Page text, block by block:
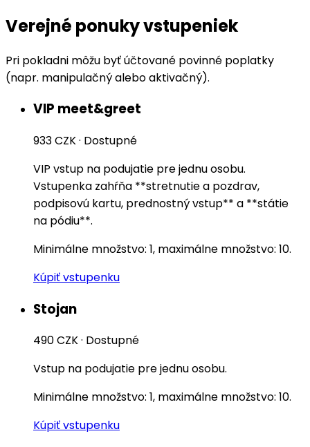
Verejné ponuky vstupeniek
Pri pokladni môžu byť účtované povinné poplatky
(napr. manipulačný alebo aktivačný).
VIP meet&greet
933 CZK· Dostupné
VIP vstup na podujatie pre jednu osobu.
Vstupenka zahŕňa **stretnutie a pozdrav,
podpisovú kartu, prednostný vstup** a **státie
na pódiu**.
Minimálne množstvo: 1, maximálne množstvo: 10.
Kúpiť vstupenku
Stojan
490 CZK· Dostupné
Vstup na podujatie pre jednu osobu.
Minimálne množstvo: 1, maximálne množstvo: 10.
Kúpiť vstupenku